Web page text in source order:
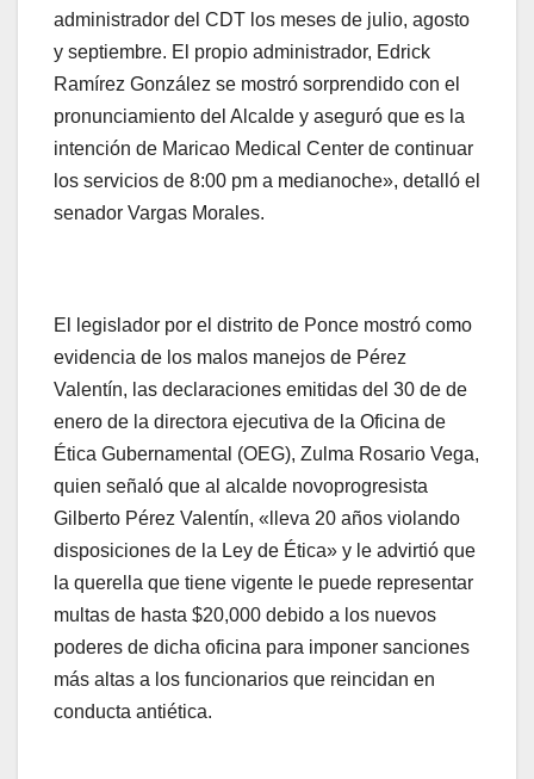
administrador del CDT los meses de julio, agosto
y septiembre. El propio administrador, Edrick
Ramírez González se mostró sorprendido con el
pronunciamiento del Alcalde y aseguró que es la
intención de Maricao Medical Center de continuar
los servicios de 8:00 pm a medianoche», detalló el
senador Vargas Morales.
El legislador por el distrito de Ponce mostró como
evidencia de los malos manejos de Pérez
Valentín, las declaraciones emitidas del 30 de de
enero de la directora ejecutiva de la Oficina de
Ética Gubernamental (OEG), Zulma Rosario Vega,
quien señaló que al alcalde novoprogresista
Gilberto Pérez Valentín, «lleva 20 años violando
disposiciones de la Ley de Ética» y le advirtió que
la querella que tiene vigente le puede representar
multas de hasta $20,000 debido a los nuevos
poderes de dicha oficina para imponer sanciones
más altas a los funcionarios que reincidan en
conducta antiética.